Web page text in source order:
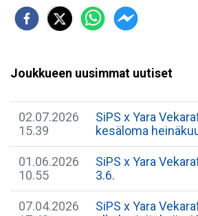
Joukkueen uusimmat uutiset
02.07.2026
15.39
SiPS x Yara
kesäloma
01.06.2026
10.55
SiPS x Yara
3.6.
07.04.2026
SiPS x Yara